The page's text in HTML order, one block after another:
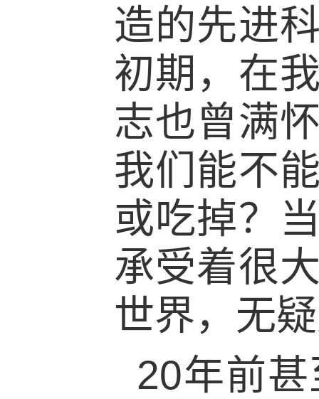
造的先进
初期，在
志也曾满
我们能不
或吃掉？
承受着很
世界，无
20年前